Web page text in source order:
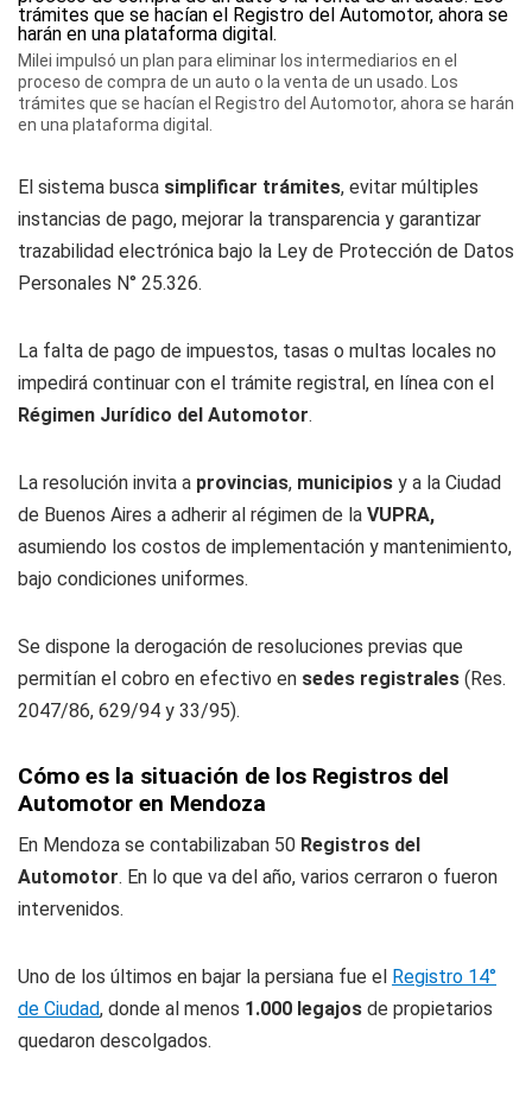
Milei impulsó un plan para eliminar los intermediarios en el
proceso de compra de un auto o la venta de un usado. Los
trámites que se hacían el Registro del Automotor, ahora se harán
en una plataforma digital.
El sistema busca simplificar trámites, evitar múltiples
instancias de pago, mejorar la transparencia y garantizar
trazabilidad electrónica bajo la Ley de Protección de Datos
Personales N° 25.326.
La falta de pago de impuestos, tasas o multas locales no
impedirá continuar con el trámite registral, en línea con el
Régimen Jurídico del Automotor.
La resolución invita a provincias, municipios y a la Ciudad
de Buenos Aires a adherir al régimen de la VUPRA,
asumiendo los costos de implementación y mantenimiento,
bajo condiciones uniformes.
Se dispone la derogación de resoluciones previas que
permitían el cobro en efectivo en sedes registrales (Res.
2047/86, 629/94 y 33/95).
Cómo es la situación de los Registros del
Automotor en Mendoza
En Mendoza se contabilizaban 50 Registros del
Automotor. En lo que va del año, varios cerraron o fueron
intervenidos.
Uno de los últimos en bajar la persiana fue el Registro 14°
de Ciudad, donde al menos 1.000 legajos de propietarios
quedaron descolgados.